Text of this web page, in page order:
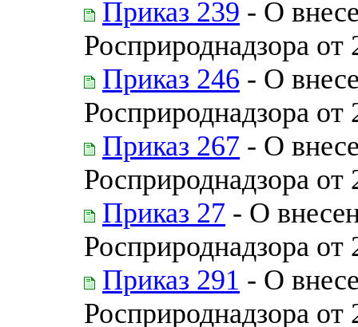
Приказ 239 - О
Росприроднадзора
Приказ 246 - О
Росприроднадзора
Приказ 267 - О
Росприроднадзора
Приказ 27 - О
Росприроднадзора
Приказ 291 - О
Росприроднадзора